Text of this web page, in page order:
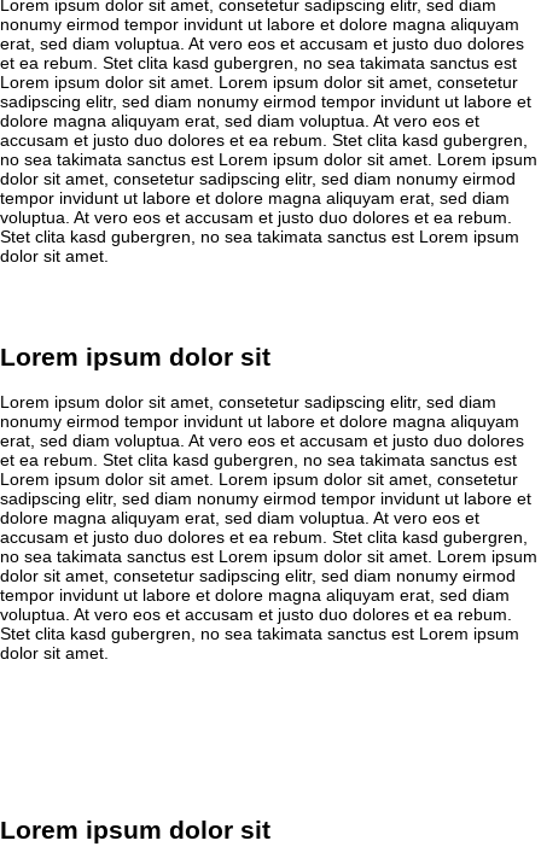
Lorem ipsum dolor sit amet, consetetur sadipscing elitr, sed diam
nonumy eirmod tempor invidunt ut labore et dolore magna aliquyam
erat, sed diam voluptua. At vero eos et accusam et justo duo dolores
et ea rebum. Stet clita kasd gubergren, no sea takimata sanctus est
Lorem ipsum dolor sit amet. Lorem ipsum dolor sit amet, consetetur
sadipscing elitr, sed diam nonumy eirmod tempor invidunt ut labore et
dolore magna aliquyam erat, sed diam voluptua. At vero eos et
accusam et justo duo dolores et ea rebum. Stet clita kasd gubergren,
no sea takimata sanctus est Lorem ipsum dolor sit amet. Lorem ipsum
dolor sit amet, consetetur sadipscing elitr, sed diam nonumy eirmod
tempor invidunt ut labore et dolore magna aliquyam erat, sed diam
voluptua. At vero eos et accusam et justo duo dolores et ea rebum.
Stet clita kasd gubergren, no sea takimata sanctus est Lorem ipsum
dolor sit amet.
Lorem ipsum dolor sit
Lorem ipsum dolor sit amet, consetetur sadipscing elitr, sed diam
nonumy eirmod tempor invidunt ut labore et dolore magna aliquyam
erat, sed diam voluptua. At vero eos et accusam et justo duo dolores
et ea rebum. Stet clita kasd gubergren, no sea takimata sanctus est
Lorem ipsum dolor sit amet. Lorem ipsum dolor sit amet, consetetur
sadipscing elitr, sed diam nonumy eirmod tempor invidunt ut labore et
dolore magna aliquyam erat, sed diam voluptua. At vero eos et
accusam et justo duo dolores et ea rebum. Stet clita kasd gubergren,
no sea takimata sanctus est Lorem ipsum dolor sit amet. Lorem ipsum
dolor sit amet, consetetur sadipscing elitr, sed diam nonumy eirmod
tempor invidunt ut labore et dolore magna aliquyam erat, sed diam
voluptua. At vero eos et accusam et justo duo dolores et ea rebum.
Stet clita kasd gubergren, no sea takimata sanctus est Lorem ipsum
dolor sit amet.
Lorem ipsum dolor sit